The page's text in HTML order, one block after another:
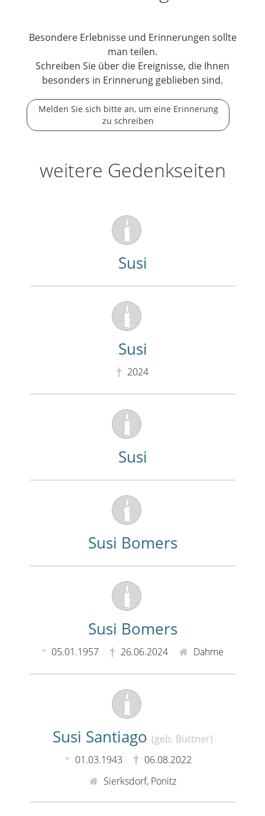
Besondere Erlebnisse und Erinnerungen sollte
man teilen.
Schreiben Sie über die Ereignisse, die Ihnen
besonders in Erinnerung geblieben sind.
Melden Sie sich bitte an, um eine Erinnerung
zu schreiben
weitere Gedenkseiten
Susi
Susi
2024
Susi
Susi Bomers
Susi Bomers
05.01.1957 26.06.2024 Dahme
Susi Santiago (geb. Büttner)
01.03.1943
06.08.2022
Sierksdorf, Pönitz